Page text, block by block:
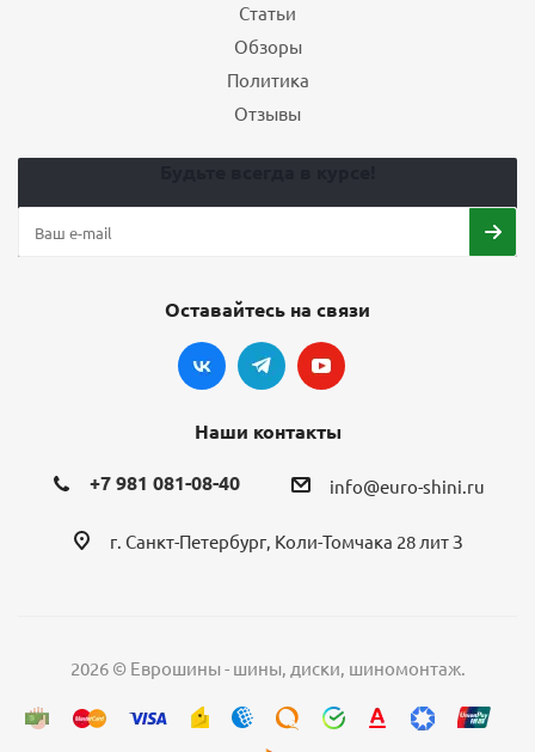
Статьи
Обзоры
Политика
Отзывы
Оставайтесь на связи
Наши контакты
+7 981 081-08-40 info@euro-shini.ru
г. Санкт-Петербург, Коли-Томчака 28 лит З
2026 © Еврошины - шины, диски, шиномонтаж.